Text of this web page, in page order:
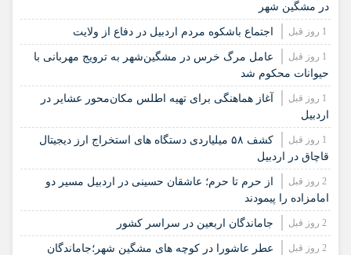
در مشگین شهر
اجتماع باشکوه مردم اردبیل در دفاع از ولایت
عامل مرگ خرس در مشگین‌شهر به ترویج مهربانی با
حیوانات محکوم شد
آغاز هماهنگی برای تهیه اطلس مکان‌محور عشایر در
اردبیل
کشف ۵۸ میلیاردی دستگاه های استخراج ارز دیجیتال
قاچاق در اردبیل
از حرم تا حرم؛ عاشقان حسینی در اردبیل مسیر دو
امامزاده را پیمودند
جاماندگان اربعین در سراسر کشور
عطر عاشورا در کوچه های مشگین شهر؛جاماندگان